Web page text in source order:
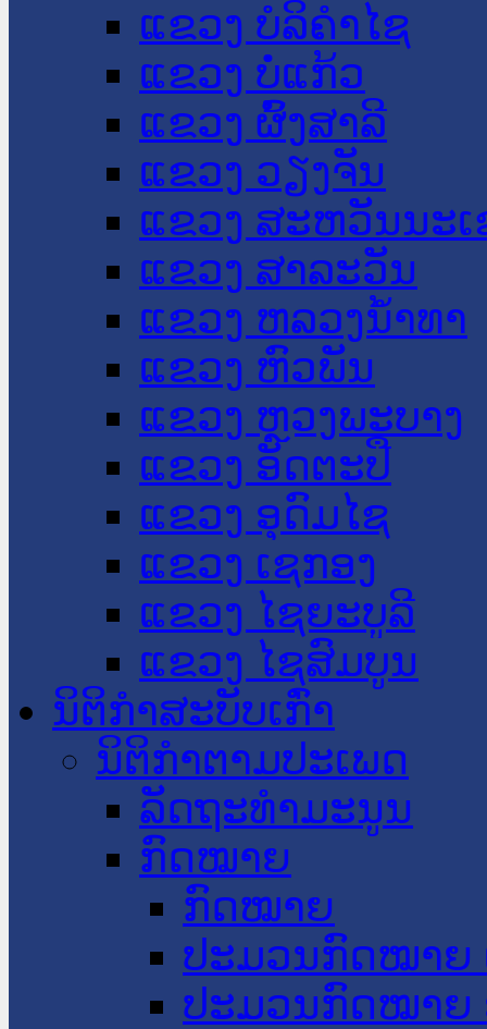
ແຂວງ ບໍລິຄໍາໄຊ
ແຂວງ ບໍ່ແກ້ວ
ແຂວງ ຜົ້ງສາລີ
ແຂວງ ວຽງຈັນ
ແຂວງ ສະຫວັນນະ
ແຂວງ ສາລະວັນ
ແຂວງ ຫລວງນໍ້າທາ
ແຂວງ ຫົວພັນ
ແຂວງ ຫຼວງພະບາງ
ແຂວງ ອັດຕະປື
ແຂວງ ອຸດົມໄຊ
ແຂວງ ເຊກອງ
ແຂວງ ໄຊຍະບູລີ
ແຂວງ ໄຊສົມບູນ
ນິຕິກໍາສະບັບເກົ່າ
ນິຕິກຳຕາມປະເພດ
ລັດຖະທໍາມະນູນ
ກົດໝາຍ
ກົດໝາຍ
ປະມວນກົດໝາຍ
ປະມວນກົດໝາຍ